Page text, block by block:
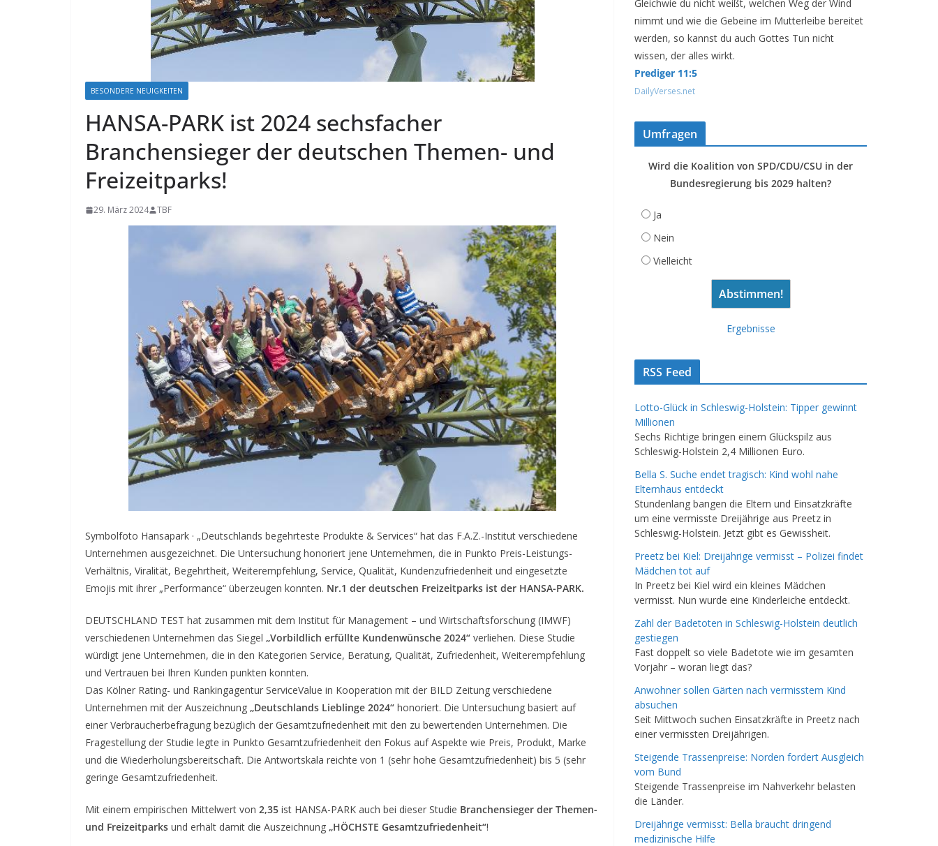
BESONDERE NEUIGKEITEN
HANSA-PARK ist 2024 sechsfacher
Branchensieger der deutschen Themen- und
Freizeitparks!
29. März 2024 TBF
Symbolfoto Hansapark · „Deutschlands begehrteste Produkte & Services“ hat das F.A.Z.-Institut verschiedene
Unternehmen ausgezeichnet. Die Untersuchung honoriert jene Unternehmen, die in Punkto Preis-Leistungs-
Verhältnis, Viralität, Begehrtheit, Weiterempfehlung, Service, Qualität, Kundenzufriedenheit und eingesetzte
Emojis mit ihrer „Performance“ überzeugen konnten. Nr.1 der deutschen Freizeitparks ist der HANSA-PARK.
DEUTSCHLAND TEST hat zusammen mit dem Institut für Management – und Wirtschaftsforschung (IMWF)
verschiedenen Unternehmen das Siegel „Vorbildlich erfüllte Kundenwünsche 2024“ verliehen. Diese Studie
würdigt jene Unternehmen, die in den Kategorien Service, Beratung, Qualität, Zufriedenheit, Weiterempfehlung
und Vertrauen bei Ihren Kunden punkten konnten.
Das Kölner Rating- und Rankingagentur ServiceValue in Kooperation mit der BILD Zeitung verschiedene
Unternehmen mit der Auszeichnung „Deutschlands Lieblinge 2024“ honoriert. Die Untersuchung basiert auf
einer Verbraucherbefragung bezüglich der Gesamtzufriedenheit mit den zu bewertenden Unternehmen. Die
Fragestellung der Studie legte in Punkto Gesamtzufriedenheit den Fokus auf Aspekte wie Preis, Produkt, Marke
und die Wiederholungsbereitschaft. Die Antwortskala reichte von 1 (sehr hohe Gesamtzufriedenheit) bis 5 (sehr
geringe Gesamtzufriedenheit.
Mit einem empirischen Mittelwert von 2,35 ist HANSA-PARK auch bei dieser Studie Branchensieger der Themen-
und Freizeitparks und erhält damit die Auszeichnung „HÖCHSTE Gesamtzufriedenheit“!
Gleichwie du nicht weißt, welchen Weg der Wind
nimmt und wie die Gebeine im Mutterleibe bereitet
werden, so kannst du auch Gottes Tun nicht
wissen, der alles wirkt.
Prediger 11:5
DailyVerses.net
Umfragen
Wird die Koalition von SPD/CDU/CSU in der
Bundesregierung bis 2029 halten?
Ja
Nein
Vielleicht
Ergebnisse
RSS Feed
Lotto-Glück in Schleswig-Holstein: Tipper gewinnt
Millionen
Sechs Richtige bringen einem Glückspilz aus
Schleswig-Holstein 2,4 Millionen Euro.
Bella S. Suche endet tragisch: Kind wohl nahe
Elternhaus entdeckt
Stundenlang bangen die Eltern und Einsatzkräfte
um eine vermisste Dreijährige aus Preetz in
Schleswig-Holstein. Jetzt gibt es Gewissheit.
Preetz bei Kiel: Dreijährige vermisst – Polizei findet
Mädchen tot auf
In Preetz bei Kiel wird ein kleines Mädchen
vermisst. Nun wurde eine Kinderleiche entdeckt.
Zahl der Badetoten in Schleswig-Holstein deutlich
gestiegen
Fast doppelt so viele Badetote wie im gesamten
Vorjahr – woran liegt das?
Anwohner sollen Gärten nach vermisstem Kind
absuchen
Seit Mittwoch suchen Einsatzkräfte in Preetz nach
einer vermissten Dreijährigen.
Steigende Trassenpreise: Norden fordert Ausgleich
vom Bund
Steigende Trassenpreise im Nahverkehr belasten
die Länder.
Dreijährige vermisst: Bella braucht dringend
medizinische Hilfe